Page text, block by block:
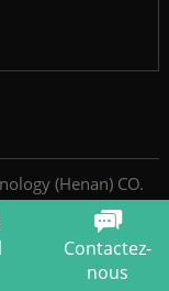
(Henan) CO.
Contactez-
nous